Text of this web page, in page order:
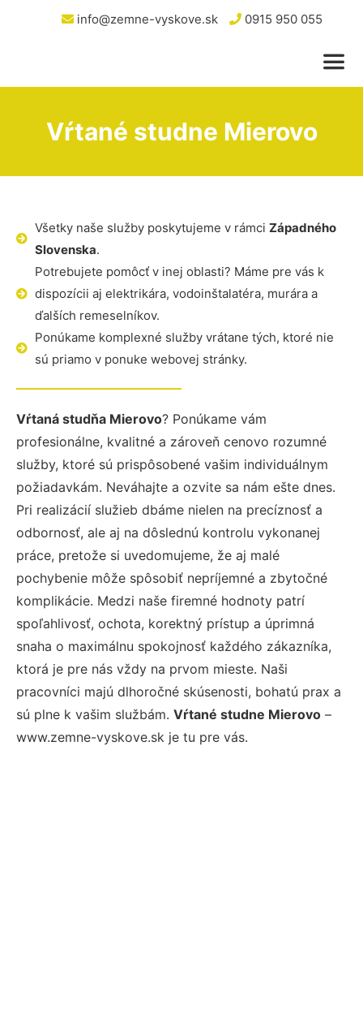
info@zemne-vyskove.sk 0915 950 055
Vŕtané studne Mierovo
Všetky naše služby poskytujeme v rámci Západného
Slovenska.
Potrebujete pomôcť v inej oblasti? Máme pre vás k
dispozícii aj elektrikára, vodoinštalatéra, murára a
ďalších remeselníkov.
Ponúkame komplexné služby vrátane tých, ktoré nie
sú priamo v ponuke webovej stránky.
Vŕtaná studňa Mierovo? Ponúkame vám
profesionálne, kvalitné a zároveň cenovo rozumné
služby, ktoré sú prispôsobené vašim individuálnym
požiadavkám. Neváhajte a ozvite sa nám ešte dnes.
Pri realizácií služieb dbáme nielen na precíznosť a
odbornosť, ale aj na dôslednú kontrolu vykonanej
práce, pretože si uvedomujeme, že aj malé
pochybenie môže spôsobiť nepríjemné a zbytočné
komplikácie. Medzi naše firemné hodnoty patrí
spoľahlivosť, ochota, korektný prístup a úprimná
snaha o maximálnu spokojnosť každého zákazníka,
ktorá je pre nás vždy na prvom mieste. Naši
pracovníci majú dlhoročné skúsenosti, bohatú prax a
sú plne k vašim službám. Vŕtané studne Mierovo –
www.zemne-vyskove.sk je tu pre vás.